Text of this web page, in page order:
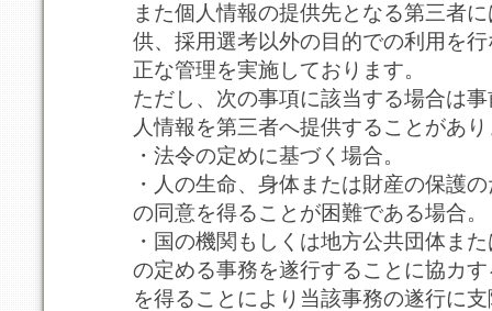
また個人情報の提供先となる第三者
供、採用選考以外の目的での利用を
正な管理を実施しております。
ただし、次の事項に該当する場合は
人情報を第三者へ提供することがあ
・法令の定めに基づく場合。
・人の生命、身体または財産の保護
の同意を得ることが困難である場合。
・国の機関もしくは地方公共団体ま
の定める事務を遂行することに協カ
を得ることにより当該事務の遂行に